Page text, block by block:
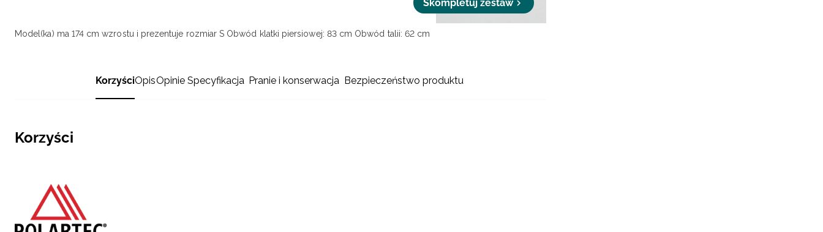
Skompletuj zestaw
Model(ka) ma 174 cm wzrostu i prezentuje rozmiar S Obwód klatki piersiowej: 83 cm Obwód talii: 62 cm
KorzyściOpisOpinie Specyfikacja Pranie i konserwacja Bezpieczeństwo produktu
Korzyści